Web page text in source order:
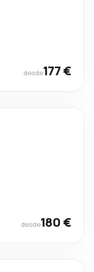
desde177 €
desde180 €